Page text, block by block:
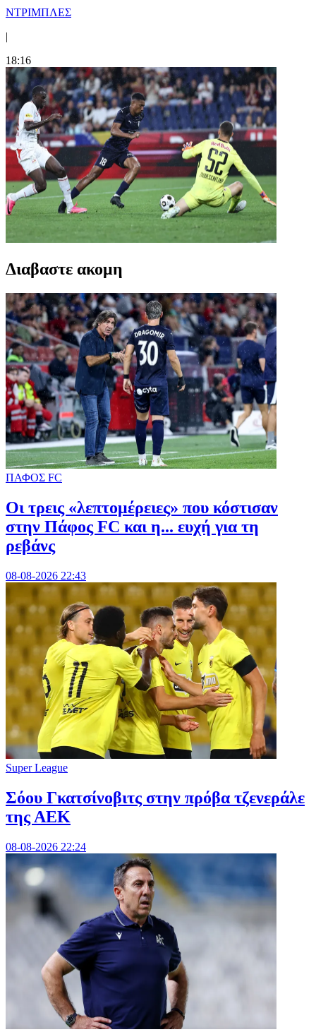
ΝΤΡΙΜΠΛΕΣ
|
18:16
Διαβαστε ακομη
ΠΑΦΟΣ FC
Οι τρεις «λεπτομέρειες» που κόστισαν
στην Πάφος FC και η... ευχή για τη
ρεβάνς
08-08-2026 22:43
Super League
Σόου Γκατσίνοβιτς στην πρόβα τζενεράλε
της ΑΕΚ
08-08-2026 22:24